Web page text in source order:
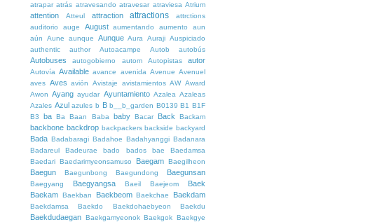
atrapar atrás atravesando atravesar atraviesa Atrium
attention Atteul attraction attractions
attrctions
auditorio
auge August aumentando aumento
aun
aún
Aune aunque Aunque Aura Auraji Auspiciado
authentic
author Autoacampe Autob autobús
Autobuses autogobierno autom Autopistas autor
Autovía Available avance avenida Avenue Avenuel
aves Aves avión Avistaje avistamientos AW Award
Awon Ayang ayudar Ayuntamiento Azalea Azaleas
Azales Azul azules b B b__b_garden B0139 B1 B1F
B3
ba Ba Baan Baba baby Bacar Back Backam
backbone backdrop backpackers backside backyard
Bada Badabaragi Badahoe Badahyanggi Badanara
Badareul
Badeurae bado bados bae
Baedamsa
Baedari Baedarimyeonsamuso Baegam Baegilheon
Baegun Baegunbong Baegundong Baegunsan
Baegyang Baegyangsa Baeil Baejeom
Baek
Baekam Baekban Baekbeom Baekchae Baekdam
Baekdamsa Baekdo Baekdohaebyeon Baekdu
Baekdudaegan Baekgamyeonok Baekgok Baekgye